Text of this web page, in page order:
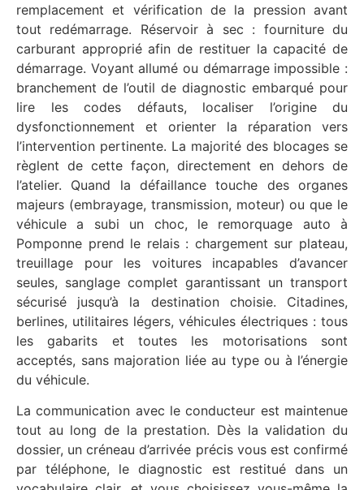
remplacement et vérification de la pression avant
tout redémarrage. Réservoir à sec : fourniture du
carburant approprié afin de restituer la capacité de
démarrage. Voyant allumé ou démarrage impossible :
branchement de l’outil de diagnostic embarqué pour
lire les codes défauts, localiser l’origine du
dysfonctionnement et orienter la réparation vers
l’intervention pertinente. La majorité des blocages se
règlent de cette façon, directement en dehors de
l’atelier. Quand la défaillance touche des organes
majeurs (embrayage, transmission, moteur) ou que le
véhicule a subi un choc, le remorquage auto à
Pomponne prend le relais : chargement sur plateau,
treuillage pour les voitures incapables d’avancer
seules, sanglage complet garantissant un transport
sécurisé jusqu’à la destination choisie. Citadines,
berlines, utilitaires légers, véhicules électriques : tous
les gabarits et toutes les motorisations sont
acceptés, sans majoration liée au type ou à l’énergie
du véhicule.
La communication avec le conducteur est maintenue
tout au long de la prestation. Dès la validation du
dossier, un créneau d’arrivée précis vous est confirmé
par téléphone, le diagnostic est restitué dans un